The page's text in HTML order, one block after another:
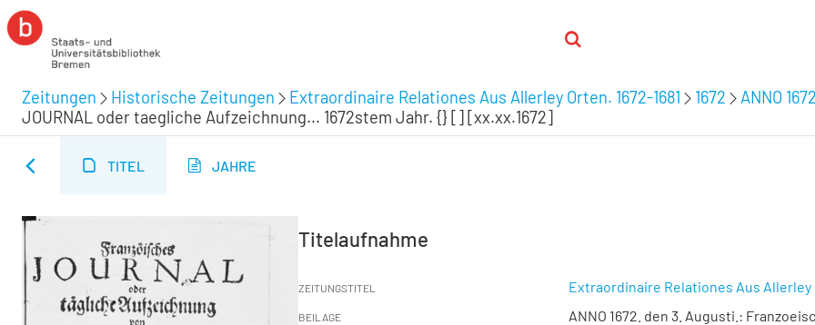
Zeitungen Historische Zeitungen Extraordinaire Relationes Aus Allerley Orten. 1672-1681 1672
ANNO
JOURNAL oder taegliche Aufzeichnung... 1672stem Jahr. {} [] [xx.xx.1672]
TITEL JAHRE
Titelaufnahme
ZEITUNGSTITEL Extraordinaire Relationes Aus Allerley
BEILAGE ANNO 1672. den 3. Augusti.: